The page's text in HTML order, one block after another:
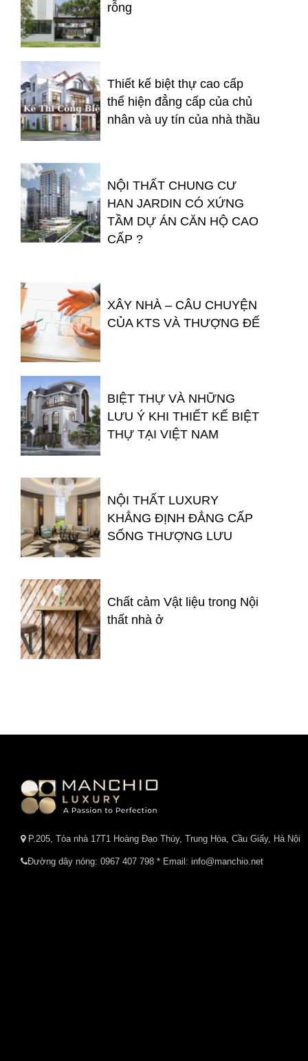
rỗng
Thiết kế biệt thự cao cấp
thể hiện đẳng cấp của chủ
nhân và uy tín của nhà thầu
NỘI THẤT CHUNG CƯ
HAN JARDIN CÓ XỨNG
TẦM DỰ ÁN CĂN HỘ CAO
CẤP ?
XÂY NHÀ – CÂU CHUYỆN
CỦA KTS VÀ THƯỢNG ĐẾ
BIỆT THỰ VÀ NHỮNG
LƯU Ý KHI THIẾT KẾ BIỆT
THỰ TẠI VIỆT NAM
NỘI THẤT LUXURY
KHẲNG ĐỊNH ĐẲNG CẤP
SỐNG THƯỢNG LƯU
Chất cảm Vật liệu trong Nội
thất nhà ở
P.205, Tòa nhà 17T1 Hoàng Đạo Thúy, Trung Hòa, Cầu Giấy, Hà Nội
Đường dây nóng: 0967 407 798 * Email: info@manchio.net